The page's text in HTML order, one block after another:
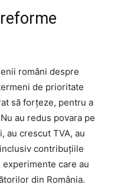
români despre
de prioritate
să forțeze, pentru a
au redus povara pe
au crescut TVA, au
contribuțiile
care au
din România.